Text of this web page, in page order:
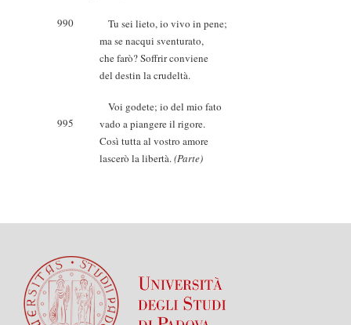
990
Tu sei lieto, io vivo in pene;
ma se nacqui sventurato,
che farò? Soffrir conviene
del destin la crudeltà.
Voi godete; io del mio fato
995
vado a piangere il rigore.
Così tutta al vostro amore
lascerò la libertà.(Parte)